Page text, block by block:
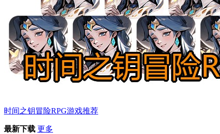
时间之钥冒险RPG游戏推荐
最新下载 更多